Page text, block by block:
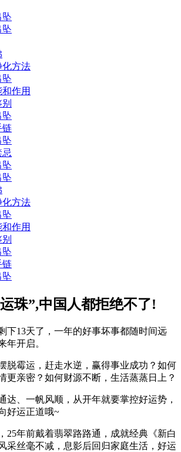
坠
坠
化方法
坠
作用
坠
链
坠
忌
坠
坠
化方法
坠
作用
坠
链
坠
珠”,中国人都拒绝不了!
下13天了，一年的好事坏事都随时间远
年开启。
脱霉运，赶走水逆，赢得事业成功？如何
更亲密？如何财源不断，生活蒸蒸日上？
达、一帆风顺，从开年就要掌控好运势，
好运正道哦~
25年前戴着翡翠路路通，成就经典《新白
采丝毫不减，息影后回归家庭生活，好运